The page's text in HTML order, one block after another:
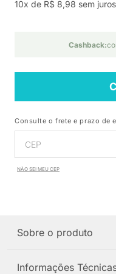
10x de R$ 8,98 sem juros
Cashback:
Consulte o frete e prazo de
NÃO SEI MEU CEP
Sobre o produto
Informações